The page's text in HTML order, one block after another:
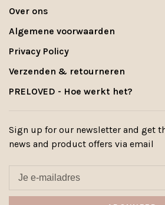
Over ons
Algemene voorwaarden
Privacy Policy
Verzenden & retourneren
PRELOVED - Hoe werkt het?
Sign up for our newsletter and get
news and product offers via email